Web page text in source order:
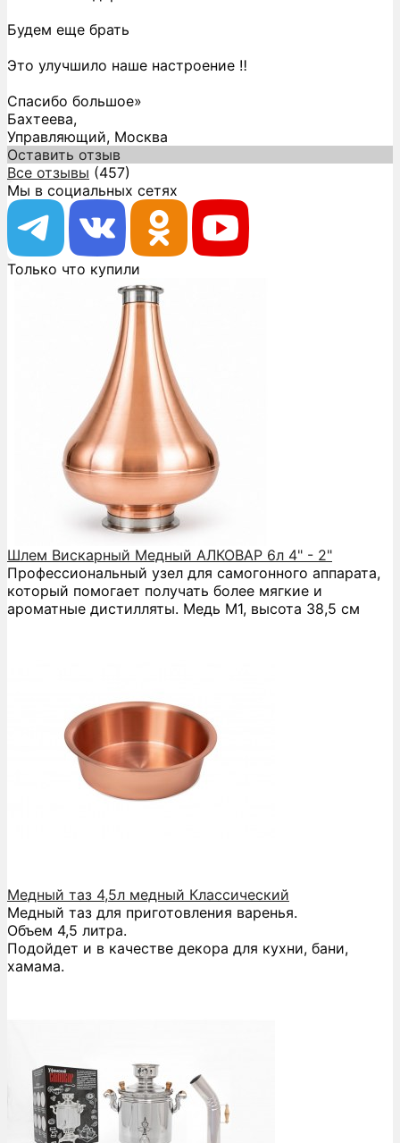
Будем еще брать
Это улучшило наше настроение ‼️
Спасибо большое»
Бахтеева,
Управляющий, Москва
Оставить отзыв
Все отзывы (457)
Мы в социальных сетях
Только что купили
Шлем Вискарный Медный АЛКОВАР 6л 4" - 2"
Профессиональный узел для самогонного аппарата,
который помогает получать более мягкие и
ароматные дистилляты. Медь М1, высота 38,5 см
Медный таз 4,5л медный Классический
Медный таз для приготовления варенья.
Объем 4,5 литра.
Подойдет и в качестве декора для кухни, бани,
хамама.